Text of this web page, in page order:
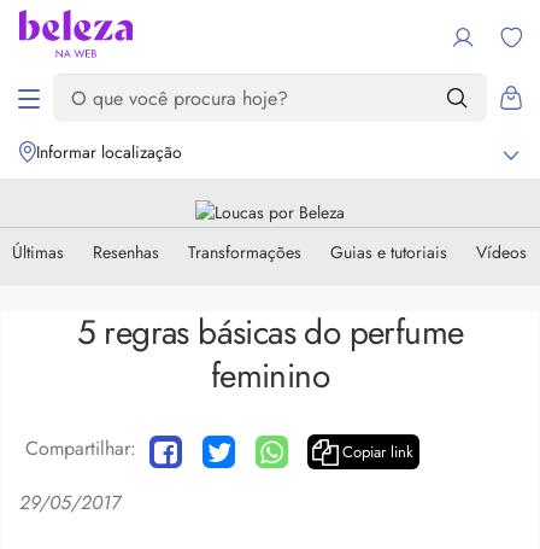
Informar localização
Últimas Resenhas Transformações Guias e tutoriais Vídeos
5 regras básicas do perfume
feminino
Compartilhar: Copiar link
29/05/2017